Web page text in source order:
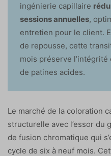
ingénierie capillaire
sessions annuelles,
entretien pour le client.
de repousse, cette
mois préserve l’intégrité
de patines acides.
Le marché de la coloration
structurelle avec l’essor du
de fusion chromatique qui
cycle de six à neuf mois.